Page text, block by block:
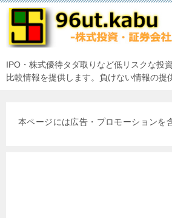
IPO・株式優待タダ取りなど低リスクな投
比較情報を提供します。負けない情報の提
本ページには広告・プロモーションを